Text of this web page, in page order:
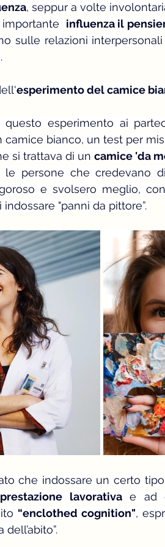
stagione e palette
vestirsi a una cena aziendale
, seppur a volte
influenza il
sulle relazioni
esperimento del camice
questo esperimento ai
camice bianco, un test per
si trattava di un camice 'da
le persone che credevano
e svolsero meglio,
"panni da pittore”.
che indossare un certo
lavorativa e ad
“enclothed cognition",